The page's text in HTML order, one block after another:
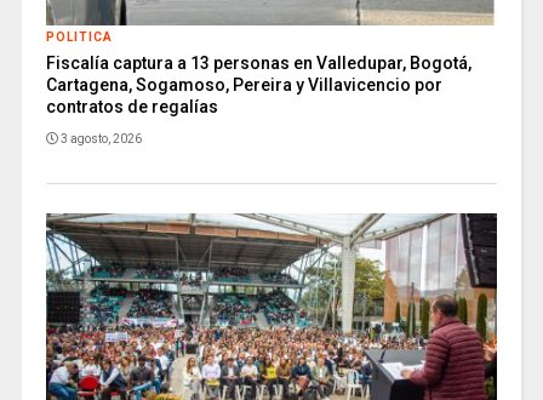
POLITICA
Fiscalía captura a 13 personas en Valledupar, Bogotá,
Cartagena, Sogamoso, Pereira y Villavicencio por
contratos de regalías
3 agosto, 2026